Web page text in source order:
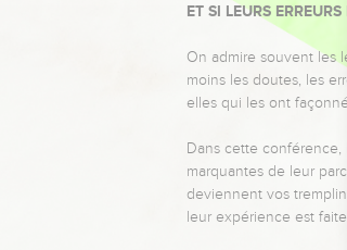
ET SI LEURS
On admire souvent les
moins les doutes, les
elles qui les ont
Dans cette conférence,
marquantes de leur
deviennent vos
leur expérience est faite